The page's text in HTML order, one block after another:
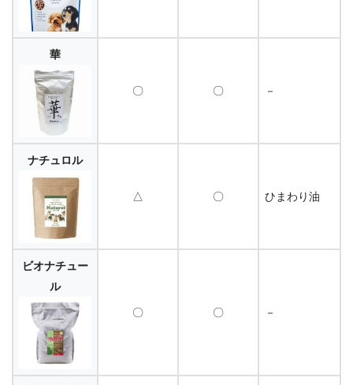
華
〇 〇 －
ナチュロル
△ 〇 ひまわり油
ビオナチュー
ル
〇 〇 －